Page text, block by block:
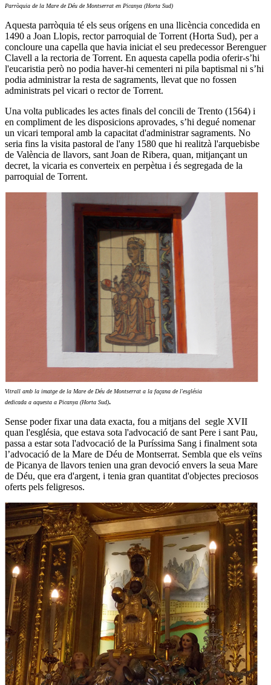
Parròquia de la Mare de Déu de Montserrat en Picanya (Horta Sud)
Aquesta parròquia té els seus orígens en una llicència concedida en
1490 a Joan Llopis, rector parroquial de Torrent (Horta Sud), per a
concloure una capella que havia iniciat el seu predecessor Berenguer
Clavell a la rectoria de Torrent. En aquesta capella podia oferir-s’hi
l'eucaristia però no podia haver-hi cementeri ni pila baptismal ni s’hi
podia administrar la resta de sagraments, llevat que no fossen
administrats pel vicari o rector de Torrent.
Una volta publicades les actes finals del concili de Trento (1564) i
en compliment de les disposicions aprovades, s’hi degué nomenar
un vicari temporal amb la capacitat d'administrar sagraments. No
seria fins la visita pastoral de l'any 1580 que hi realitzà l'arquebisbe
de València de llavors, sant Joan de Ribera, quan, mitjançant un
decret, la vicaria es converteix en perpètua i és segregada de la
parroquial de Torrent.
Vitrall amb la imatge de la Mare de Déu de Montserrat a la façana de l'església
dedicada a aquesta a Picanya (Horta Sud).
Sense poder fixar una data exacta, fou a mitjans del segle XVII
quan l'església, que estava sota l'advocació de sant Pere i sant Pau,
passa a estar sota l'advocació de la Puríssima Sang i finalment sota
l’advocació de la Mare de Déu de Montserrat. Sembla que els veïns
de Picanya de llavors tenien una gran devoció envers la seua Mare
de Déu, que era d'argent, i tenia gran quantitat d'objectes preciosos
oferts pels feligresos.